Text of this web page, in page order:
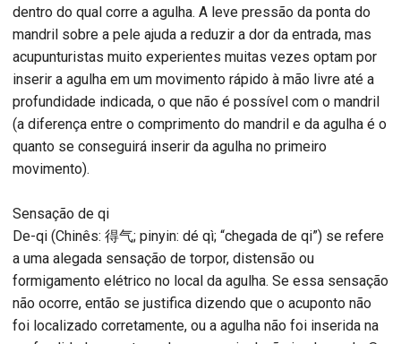
dentro do qual corre a agulha. A leve pressão da ponta do
mandril sobre a pele ajuda a reduzir a dor da entrada, mas
acupunturistas muito experientes muitas vezes optam por
inserir a agulha em um movimento rápido à mão livre até a
profundidade indicada, o que não é possível com o mandril
(a diferença entre o comprimento do mandril e da agulha é o
quanto se conseguirá inserir da agulha no primeiro
movimento).
Sensação de qi
De-qi (Chinês: 得气; pinyin: dé qì; “chegada de qi”) se refere
a uma alegada sensação de torpor, distensão ou
formigamento elétrico no local da agulha. Se essa sensação
não ocorre, então se justifica dizendo que o acuponto não
foi localizado corretamente, ou a agulha não foi inserida na